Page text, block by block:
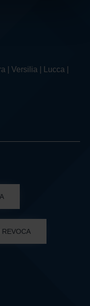
| Versilia | Lucca |
REVOCA